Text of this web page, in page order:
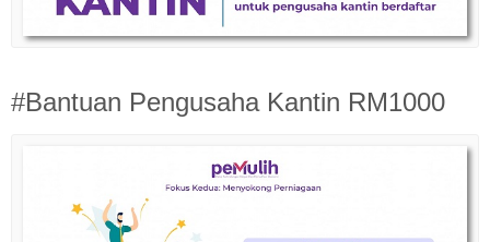
#Bantuan Pengusaha Kantin RM1000